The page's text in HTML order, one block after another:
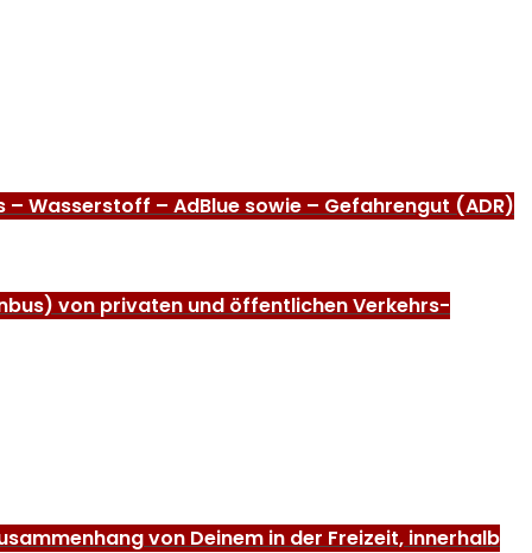
– Wasserstoff – AdBlue sowie – Gefahrengut (ADR)
von privaten und öffentlichen Verkehrs-
von Deinem in der Freizeit, innerhalb